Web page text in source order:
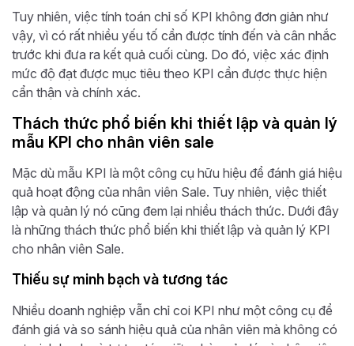
Tuy nhiên, việc tính toán chỉ số KPI không đơn giản như
vậy, vì có rất nhiều yếu tố cần được tính đến và cân nhắc
trước khi đưa ra kết quả cuối cùng. Do đó, việc xác định
mức độ đạt được mục tiêu theo KPI cần được thực hiện
cẩn thận và chính xác.
Thách thức phổ biến khi thiết lập và quản lý
mẫu KPI cho nhân viên sale
Mặc dù mẫu KPI là một công cụ hữu hiệu để đánh giá hiệu
quả hoạt động của nhân viên Sale. Tuy nhiên, việc thiết
lập và quản lý nó cũng đem lại nhiều thách thức. Dưới đây
là những thách thức phổ biến khi thiết lập và quản lý KPI
cho nhân viên Sale.
Thiếu sự minh bạch và tương tác
Nhiều doanh nghiệp vẫn chỉ coi KPI như một công cụ để
đánh giá và so sánh hiệu quả của nhân viên mà không có